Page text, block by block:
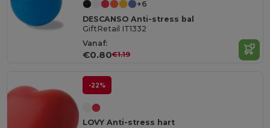
+6
DESCANSO Anti-stress bal
GiftRetail IT1332
Vanaf:
€0.80€1.19
-22%
LOVY Anti-stress hart